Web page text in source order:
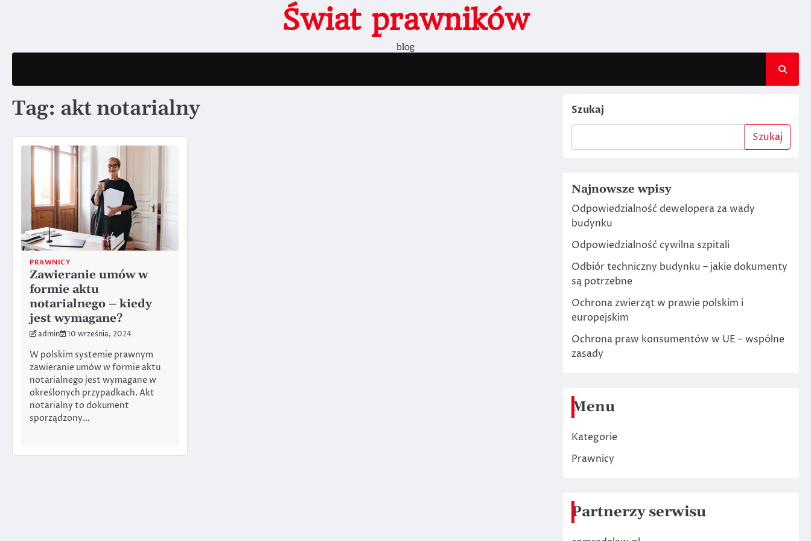
Świat prawników
blog
Tag: akt notarialny
PRAWNICY
Zawieranie umów w
formie aktu
notarialnego – kiedy
jest wymagane?
admin 10 września, 2024
W polskim systemie prawnym
zawieranie umów w formie aktu
notarialnego jest wymagane w
określonych przypadkach. Akt
notarialny to dokument
sporządzony…
Szukaj
Szukaj
Najnowsze wpisy
Odpowiedzialność dewelopera za wady
budynku
Odpowiedzialność cywilna szpitali
Odbiór techniczny budynku – jakie dokumenty
są potrzebne
Ochrona zwierząt w prawie polskim i
europejskim
Ochrona praw konsumentów w UE – wspólne
zasady
Menu
Kategorie
Prawnicy
Partnerzy serwisu